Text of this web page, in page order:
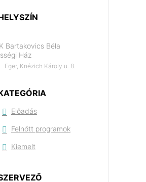
Bartakovics Béla
Ház
Eger, Knézich Károly u. 8.
Előadás
Felnőtt programok
Kiemelt